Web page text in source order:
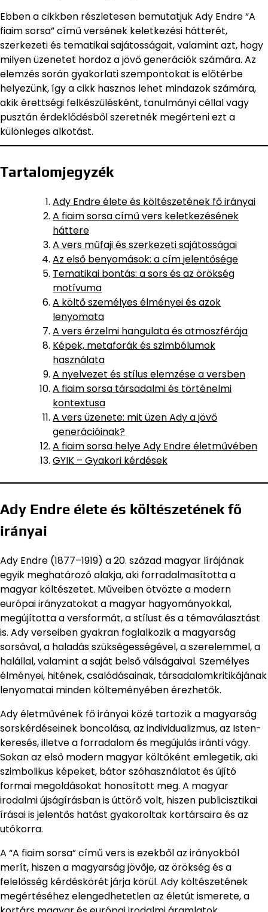
Ebben a cikkben részletesen bemutatjuk Ady Endre “A
fiaim sorsa” című versének keletkezési hátterét,
szerkezeti és tematikai sajátosságait, valamint azt, hogy
milyen üzenetet hordoz a jövő generációk számára. Az
elemzés során gyakorlati szempontokat is előtérbe
helyezünk, így a cikk hasznos lehet mindazok számára,
akik érettségi felkészülésként, tanulmányi céllal vagy
pusztán érdeklődésből szeretnék megérteni ezt a
különleges alkotást.
Tartalomjegyzék
Ady Endre élete és költészetének fő irányai
A fiaim sorsa című vers keletkezésének
háttere
A vers műfaji és szerkezeti sajátosságai
Az első benyomások: a cím jelentősége
Tematikai bontás: a sors és az örökség
motívuma
A költő személyes élményei és azok
lenyomata
A vers érzelmi hangulata és atmoszférája
Képek, metaforák és szimbólumok
használata
A nyelvezet és stílus elemzése a versben
A fiaim sorsa társadalmi és történelmi
kontextusa
A vers üzenete: mit üzen Ady a jövő
generációinak?
A fiaim sorsa helye Ady Endre életművében
GYIK – Gyakori kérdések
Ady Endre élete és költészetének fő
irányai
Ady Endre (1877–1919) a 20. század magyar lírájának
egyik meghatározó alakja, aki forradalmasította a
magyar költészetet. Műveiben ötvözte a modern
európai irányzatokat a magyar hagyományokkal,
megújította a versformát, a stílust és a témaválasztást
is. Ady verseiben gyakran foglalkozik a magyarság
sorsával, a haladás szükségességével, a szerelemmel, a
halállal, valamint a saját belső válságaival. Személyes
élményei, hitének, csalódásainak, társadalomkritikájának
lenyomatai minden költeményében érezhetők.
Ady életművének fő irányai közé tartozik a magyarság
sorskérdéseinek boncolása, az individualizmus, az Isten-
keresés, illetve a forradalom és megújulás iránti vágy.
Sokan az első modern magyar költőként emlegetik, aki
szimbolikus képeket, bátor szóhasználatot és újító
formai megoldásokat honosított meg. A magyar
irodalmi újságírásban is úttörő volt, hiszen publicisztikai
írásai is jelentős hatást gyakoroltak kortársaira és az
utókorra.
A “A fiaim sorsa” című vers is ezekből az irányokból
merít, hiszen a magyarság jövője, az örökség és a
felelősség kérdéskörét járja körül. Ady költészetének
megértéséhez elengedhetetlen az életút ismerete, a